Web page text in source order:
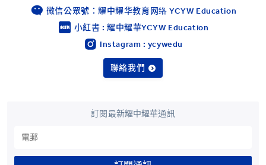
微信公眾號：耀中耀华教育网络 YCYW Education
小紅書 : 耀中耀華YCYW Education
Instagram : ycywedu
聯絡我們
訂閱最新耀中耀華通訊